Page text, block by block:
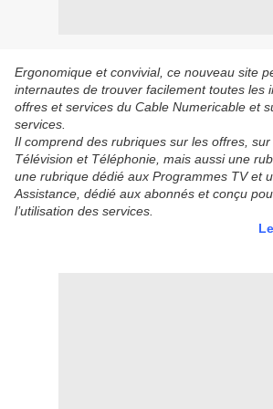
Ergonomique et convivial, ce nouveau site
internautes de trouver facilement toutes les
offres et services du Cable Numericable et
services.
Il comprend des rubriques sur les offres,
Télévision et Téléphonie, mais aussi une
une rubrique dédié aux Programmes TV et
Assistance, dédié aux abonnés et conçu
l’utilisation des services.